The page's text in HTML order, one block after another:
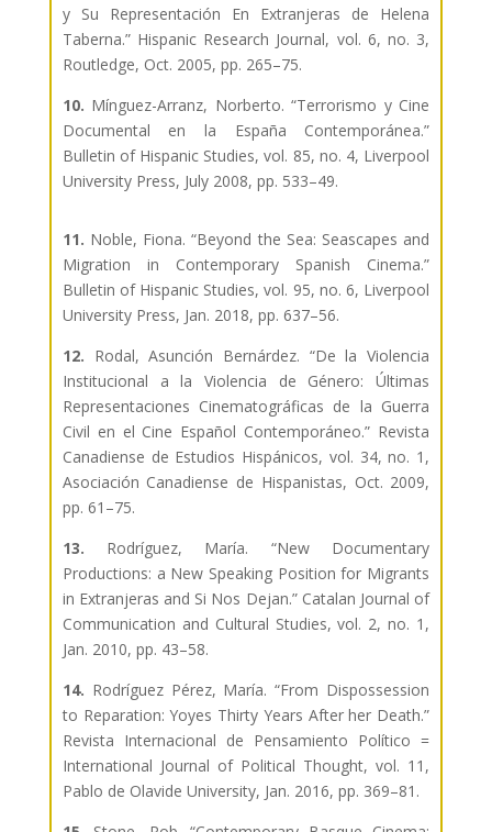
y Su Representación En Extranjeras de Helena
Taberna.” Hispanic Research Journal, vol. 6, no. 3,
Routledge, Oct. 2005, pp. 265–75.
10. Mínguez-Arranz, Norberto. “Terrorismo y Cine
Documental en la España Contemporánea.”
Bulletin of Hispanic Studies, vol. 85, no. 4, Liverpool
University Press, July 2008, pp. 533–49.
11. Noble, Fiona. “Beyond the Sea: Seascapes and
Migration in Contemporary Spanish Cinema.”
Bulletin of Hispanic Studies, vol. 95, no. 6, Liverpool
University Press, Jan. 2018, pp. 637–56.
12. Rodal, Asunción Bernárdez. “De la Violencia
Institucional a la Violencia de Género: Últimas
Representaciones Cinematográficas de la Guerra
Civil en el Cine Español Contemporáneo.” Revista
Canadiense de Estudios Hispánicos, vol. 34, no. 1,
Asociación Canadiense de Hispanistas, Oct. 2009,
pp. 61–75.
13. Rodríguez, María. “New Documentary
Productions: a New Speaking Position for Migrants
in Extranjeras and Si Nos Dejan.” Catalan Journal of
Communication and Cultural Studies, vol. 2, no. 1,
Jan. 2010, pp. 43–58.
14. Rodríguez Pérez, María. “From Dispossession
to Reparation: Yoyes Thirty Years After her Death.”
Revista Internacional de Pensamiento Político =
International Journal of Political Thought, vol. 11,
Pablo de Olavide University, Jan. 2016, pp. 369–81.